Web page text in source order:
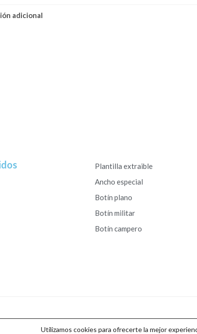
adicional
Plantilla extraible
Ancho especial
Botín plano
Botín militar
Botín campero
Utilizamos cookies para ofrecerte la mejor